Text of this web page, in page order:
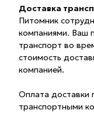
Доставка
Питомник
компаниями. Ваш
транспорт во
стоимость
компанией.
Оплата доставки
транспортными